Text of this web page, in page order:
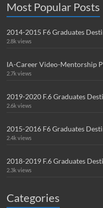
Most Popular Posts
2014-2015 F6 Graduates
2.8k views
IA-Career Video-Mentorship
2.7k views
2019-2020 F.6 Graduates
2.6k views
2015-2016 F6 Graduates
2.4k views
2018-2019 F.6 Graduates
2.3k views
Categories